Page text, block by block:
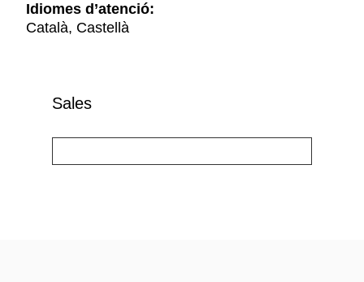
Idiomes d’atenció:
Català, Castellà
Sales